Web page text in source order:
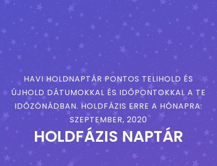
HAVI HOLDNAPTÁR PONTOS TELIHOLD ÉS
ÚJHOLD DÁTUMOKKAL ÉS IDŐPONTOKKAL A TE
IDŐZÓNÁDBAN. HOLDFÁZIS ERRE A HÓNAPRA:
SZEPTEMBER, 2020
HOLDFÁZIS NAPTÁR